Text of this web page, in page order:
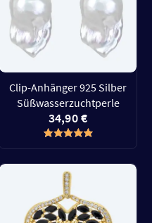
Clip-Anhänger 925 Silber
Süßwasserzuchtperle
34,90 €